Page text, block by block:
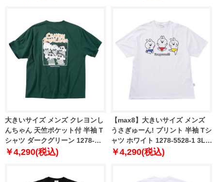
大きいサイズ メンズ クレヨンし
んちゃん 天竺ポケット付 半袖 T
シャツ ダークグリーン 1278-
5526-2 3L 4L 5L 6L 8L
￥4,290(税込)
【max8】大きいサイズ メンズ
うさぎゅーん! プリント 半袖 Tシ
ャツ ホワイト 1278-5528-1 3L
4L 5L 6L 8L
￥4,290(税込)